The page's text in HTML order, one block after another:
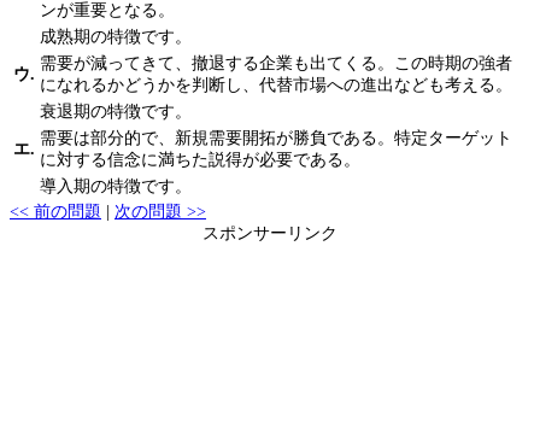
ンが重要となる。
成熟期の特徴です。
ウ.
需要が減ってきて、撤退する企業も出てくる。この時期の強者
になれるかどうかを判断し、代替市場への進出なども考える。
衰退期の特徴です。
エ.
需要は部分的で、新規需要開拓が勝負である。特定ターゲット
に対する信念に満ちた説得が必要である。
導入期の特徴です。
<< 前の問題
次の問題 >>
スポンサーリンク